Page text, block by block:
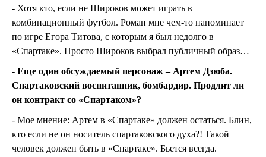
- Хотя кто, если не Широков может играть в
комбинационный футбол. Роман мне чем-то напоминает
по игре Егора Титова, с которым я был недолго в
«Спартаке». Просто Широков выбрал публичный образ…
- Еще один обсуждаемый персонаж – Артем Дзюба.
Спартаковский воспитанник, бомбардир. Продлит ли
он контракт со «Спартаком»?
- Мое мнение: Артем в «Спартаке» должен остаться. Блин,
кто если не он носитель спартаковского духа?! Такой
человек должен быть в «Спартаке». Бьется всегда.